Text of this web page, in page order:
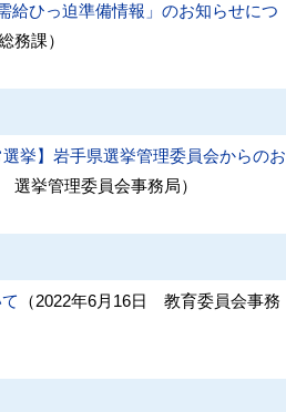
給ひっ迫準備情報」のお知らせにつ
務課）
選挙】岩手県選挙管理委員会からのお
選挙管理委員会事務局）
（2022年6月16日
教育委員会事務